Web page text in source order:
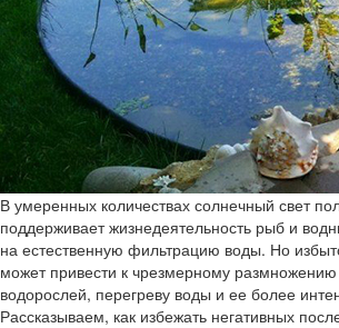
В умеренных количествах солнечный свет
поддерживает жизнедеятельность рыб и
на естественную фильтрацию воды. Но
может привести к чрезмерному
водорослей, перегреву воды и ее более
Рассказываем, как избежать негативных